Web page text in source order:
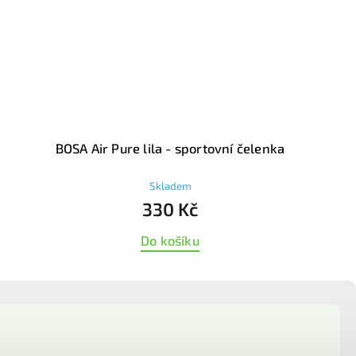
BOSA Air Pure lila - sportovní čelenka
Skladem
330 Kč
Do košíku